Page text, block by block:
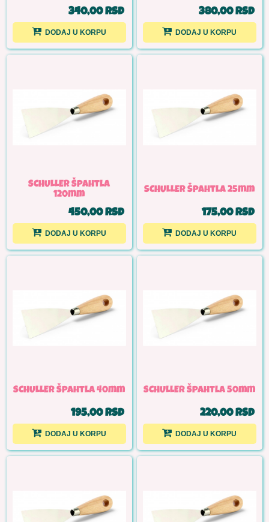
340,00 RSD
DODAJ U KORPU
380,00 RSD
DODAJ U KORPU
SCHULLER Špahtla
120mm
450,00 RSD
DODAJ U KORPU
SCHULLER Špahtla 25mm
175,00 RSD
DODAJ U KORPU
SCHULLER Špahtla 40mm
195,00 RSD
DODAJ U KORPU
SCHULLER Špahtla 50mm
220,00 RSD
DODAJ U KORPU